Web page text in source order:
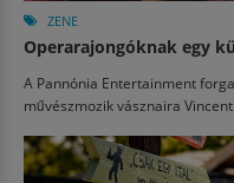
ZENE
Operarajongóknak egy
A Pannónia Entertainment
művészmozik vásznaira Vincent